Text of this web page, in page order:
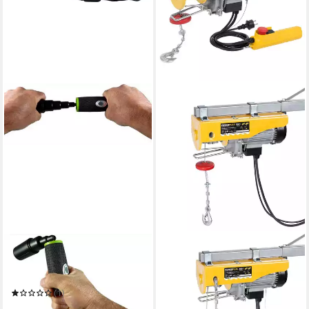
POWERPLUS
LED Taschenlampe
Powerplus Blackbird LED
Dynamo Kurbeltaschenlampe
(1)
UVP24,90 €
Seilwinde elektrisch,
Elektro-Seilzug
ab 139,95 €
in 2-3 Werktagen bei dir